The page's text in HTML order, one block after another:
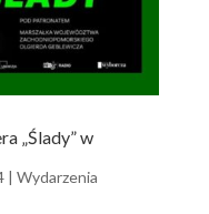
„Ślady” w
| Wydarzenia